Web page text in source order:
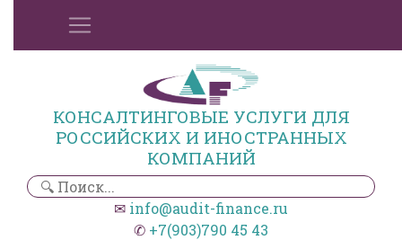
КОНСАЛТИНГОВЫЕ УСЛУГИ ДЛЯ
РОССИЙСКИХ И ИНОСТРАННЫХ
КОМПАНИЙ
✉ info@audit-finance.ru
✆ +7(903)790 45 43